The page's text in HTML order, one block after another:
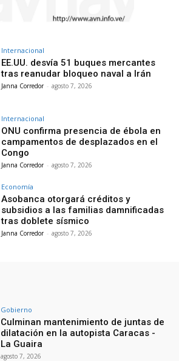
Internacional
EE.UU. desvía 51 buques mercantes
tras reanudar bloqueo naval a Irán
Janna Corredor - agosto 7, 2026
Internacional
ONU confirma presencia de ébola en
campamentos de desplazados en el
Congo
Janna Corredor - agosto 7, 2026
Economía
Asobanca otorgará créditos y
subsidios a las familias damnificadas
tras doblete sísmico
Janna Corredor - agosto 7, 2026
Gobierno
Culminan mantenimiento de juntas de
dilatación en la autopista Caracas -
La Guaira
agosto 7, 2026